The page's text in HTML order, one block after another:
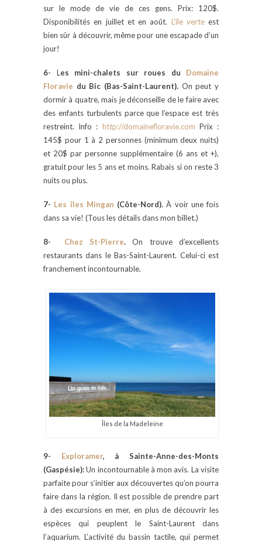
sur le mode de vie de ces gens. Prix: 120$.
Disponibilités en juillet et en août. L’île verteest
bien sûr à découvrir, même pour une escapade d’un
jour!
6- L es mini-chalets sur roues du Domaine
Floravie du Bic (Bas-Saint-Laurent). On peut y
dormir à quatre, mais je déconseille de le faire avec
des enfants turbulents parce que l’espace est très
restreint. Info : http://domainefloravie.com Prix :
145$ pour 1 à 2 personnes (minimum deux nuits)
et 20$ par personne supplémentaire (6 ans et +),
gratuit pour les 5 ans et moins. Rabais si on reste 3
nuits ou plus.
7- Les îles Mingan (Côte-Nord). À voir une fois
dans sa vie! (Tous les détails dans mon billet.)
8- Chez St-Pierre. On trouve d’excellents
restaurants dans le Bas-Saint-Laurent. Celui-ci est
franchement incontournable.
Îles de la Madeleine
9- Exploramer, àSainte-Anne-des-Monts
(Gaspésie):Un incontournable à mon avis. La visite
parfaite pour s’initier aux découvertes qu’on pourra
faire dans la région. Il est possible de prendre part
à des excursions en mer, en plus de découvrir les
espèces qui peuplent le Saint-Laurent dans
l’aquarium. L’activité du bassin tactile, qui permet